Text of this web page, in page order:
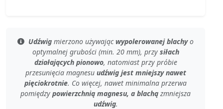
Udźwig mierzono używając wypolerowanej blachyo
optymalnej grubości (min. 20 mm), przy siłach
działających pionowo, natomiast przy próbie
przesunięcia magnesu udźwig jest mniejszy nawet
pięciokrotnie. Co więcej, nawet minimalna przerwa
pomiędzy powierzchnią magnesu, a blachą zmniejsza
udźwig.